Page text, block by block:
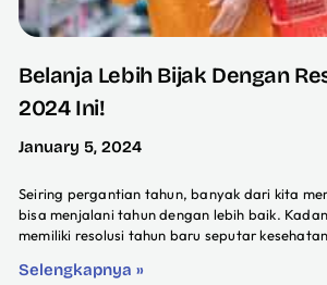
Belanja Lebih Bijak Dengan
2024 Ini!
January 5, 2024
Seiring pergantian tahun, banyak dari kita
bisa menjalani tahun dengan lebih baik.
memiliki resolusi tahun baru seputar
Selengkapnya »